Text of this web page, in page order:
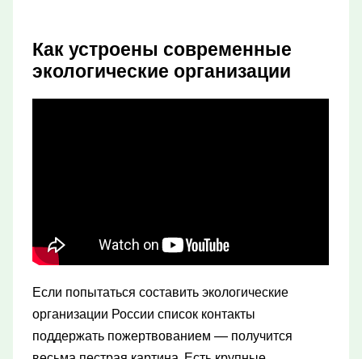
Как устроены современные
экологические организации
Если попытаться составить экологические
организации России список контакты
поддержать пожертвованием — получится